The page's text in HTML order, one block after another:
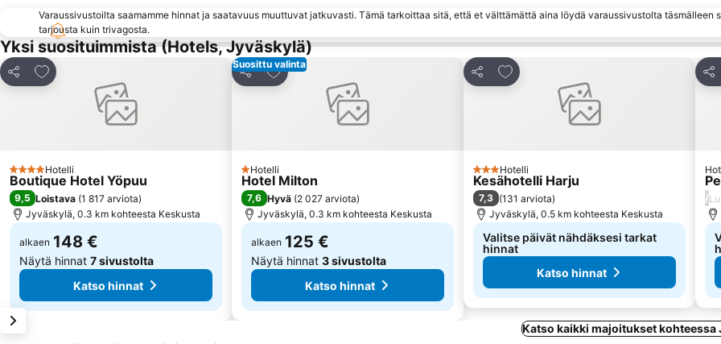
Varaussivustoilta saamamme hinnat ja saatavuus muuttuvat jatkuvasti. Tämä tarkoittaa sitä, että et välttämättä aina löydä varaussivustolta täsmälleen
tarjousta kuin trivagosta.
Yksi suosituimmista (Hotels, Jyväskylä)
Jaa
Lisää suosikkeihin
4 Tähtiluokitus
Hotelli
Boutique Hotel Yöpuu
9,5 Loistava (1 817 arviota)
Jyväskylä, 0.3 km kohteesta Keskusta
alkaen 148 €
Näytä hinnat 7 sivustolta
Katso hinnat
Suosittu valinta
Jaa
Lisää suosikkeihin
1 Tähtiluokitus
Hotelli
Hotel Milton
7,6 Hyvä (2 027 arviota)
Jyväskylä, 0.3 km kohteesta Keskusta
alkaen 125 €
Näytä hinnat 3 sivustolta
Katso hinnat
Jaa
Lisää suosikkeihin
3 Tähtiluokitus
Hotelli
Kesähotelli Harju
7,3 (131 arviota)
Jyväskylä, 0.5 km kohteesta Keskusta
Valitse päivät nähdäksesi tarkat
hinnat
Katso hinnat
Jaa
/
Katso kaikki majoitukset kohteessa